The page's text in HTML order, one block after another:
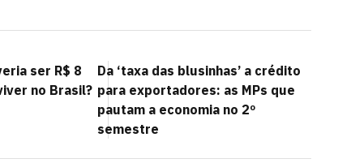
ser R$ 8
no Brasil?
Da ‘taxa das blusinhas’ a crédito
para exportadores: as MPs que
pautam a economia no 2º
semestre